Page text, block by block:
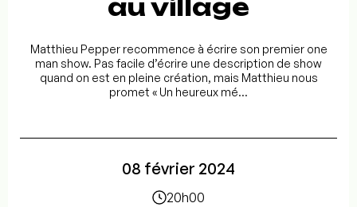
au village
Matthieu Pepper recommence à écrire son premier one
man show. Pas facile d’écrire une description de show
quand on est en pleine création, mais Matthieu nous
promet « Un heureux mé...
08 février 2024
20h00